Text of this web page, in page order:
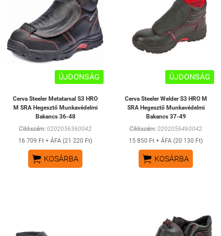
ÚJDONSÁG
Cerva Steeler Metatarsal S3 HRO
M SRA Hegesztő Munkavédelmi
Bakancs 36-48
Cikkszám: 0202056360042
16 709 Ft + ÁFA (21 220 Ft)
 KOSÁRBA
ÚJDONSÁG
Cerva Steeler Welder S3 HRO M
SRA Hegesztő Munkavédelmi
Bakancs 37-49
Cikkszám: 0202056460042
15 850 Ft + ÁFA (20 130 Ft)
 KOSÁRBA